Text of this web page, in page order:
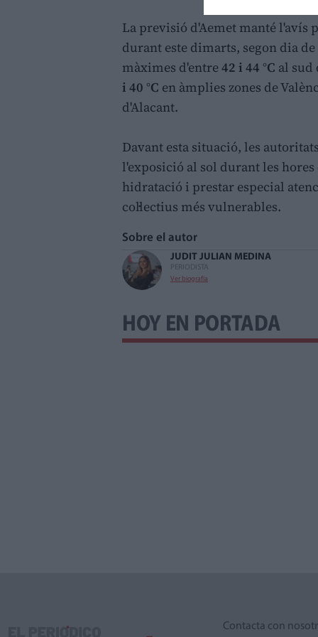
La previsió d'Aemet manté
durant este dimarts, segon dia
màximes d'entre42 i 44 °C al sud
i 40 °C en àmplies zones de
d'Alacant.
Davant esta situació, les
l'exposició al sol durant les
hidratació i prestar especial
col·lectius més vulnerables.
Sobre el autor
JUDIT JULIAN MEDINA
PERIODISTA
Ver biografía
HOY EN PORTADA
Contacta con